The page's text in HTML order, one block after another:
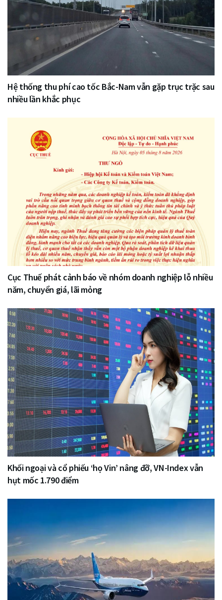
Hệ thống thu phí cao tốc Bắc-Nam vẫn gặp trục trặc sau
nhiều lần khắc phục
Cục Thuế phát cảnh báo về nhóm doanh nghiệp lỗ nhiều
năm, chuyển giá, lãi mỏng
Khối ngoại và cổ phiếu ‘họ Vin’ nâng đỡ, VN-Index vẫn
hụt mốc 1.790 điểm